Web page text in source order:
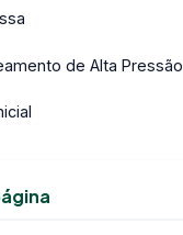
de Alta Pressão